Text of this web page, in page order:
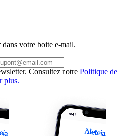
votre boite e-mail.
Consultez notre Politique de
plus.